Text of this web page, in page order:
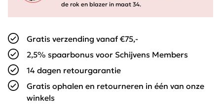
de rok en blazer in maat 34.
Gratis verzending vanaf €75,-
2,5% spaarbonus voor Schijvens Members
14 dagen retourgarantie
Gratis ophalen en retourneren in één van onze
winkels